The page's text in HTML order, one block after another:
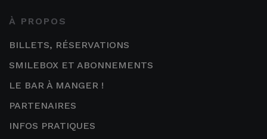
À PROPOS
BILLETS, RÉSERVATIONS
SMILEBOX ET ABONNEMENTS
LE BAR À MANGER !
PARTENAIRES
INFOS PRATIQUES